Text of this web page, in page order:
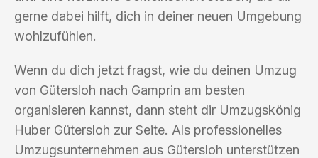
gerne dabei hilft, dich in deiner neuen Umgebung
wohlzufühlen.
Wenn du dich jetzt fragst, wie du deinen Umzug
von Gütersloh nach Gamprin am besten
organisieren kannst, dann steht dir Umzugskönig
Huber Gütersloh zur Seite. Als professionelles
Umzugsunternehmen aus Gütersloh unterstützen